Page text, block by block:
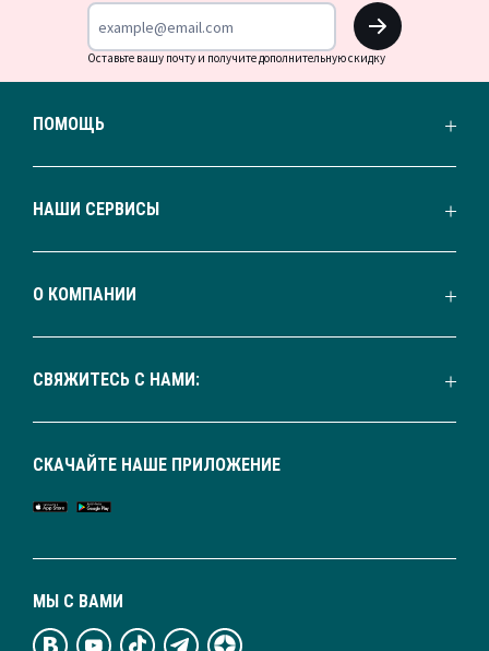
OK
Оставьте вашу почту и получите дополнительную скидку
ПОМОЩЬ
НАШИ СЕРВИСЫ
О КОМПАНИИ
СВЯЖИТЕСЬ С НАМИ:
МЫ С ВАМИ
СКАЧАЙТЕ НАШЕ ПРИЛОЖЕНИЕ